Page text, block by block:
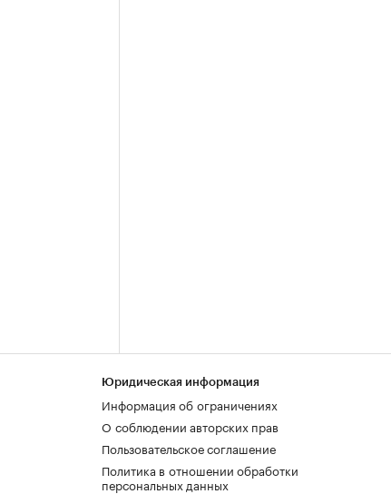
Юридическая информация
Информация об ограничениях
О соблюдении авторских прав
Пользовательское соглашение
Политика в отношении обработки
персональных данных